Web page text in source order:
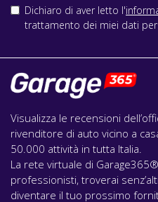
Dichiaro di aver letto l'
trattamento dei miei dati
Visualizza le recensioni
rivenditore di auto vicino a
50.000 attività in tutta Italia.
La rete virtuale di
professionisti, troverai
diventare il tuo prossimo